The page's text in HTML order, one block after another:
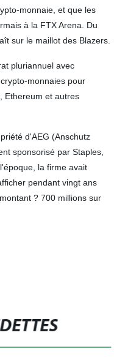
monnaie, et que les
à la FTX Arena. Du
sur le maillot des Blazers.
pluriannuel avec
monnaies pour
Ethereum et autres
d'AEG (Anschutz
sponsorisé par Staples,
la firme avait
pendant vingt ans
? 700 millions sur